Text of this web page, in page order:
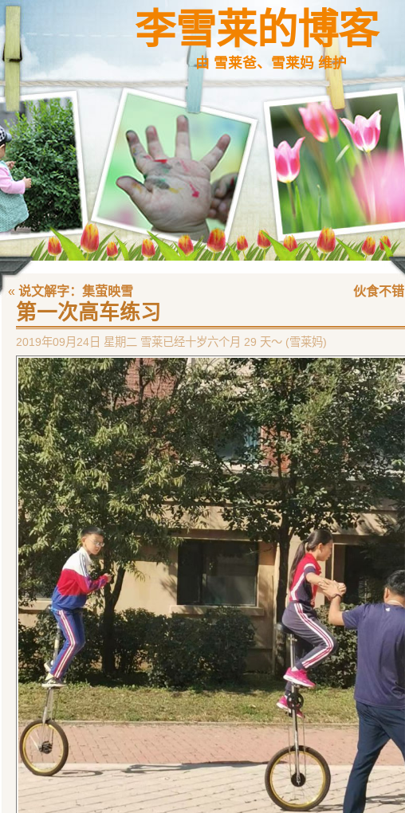
李雪莱的博客
由 雪莱爸、雪莱妈 维护
« 说文解字：集萤映雪 伙食不错
第一次高车练习
2019年09月24日 星期二 雪莱已经十岁六个月 29 天～ (雪莱妈)